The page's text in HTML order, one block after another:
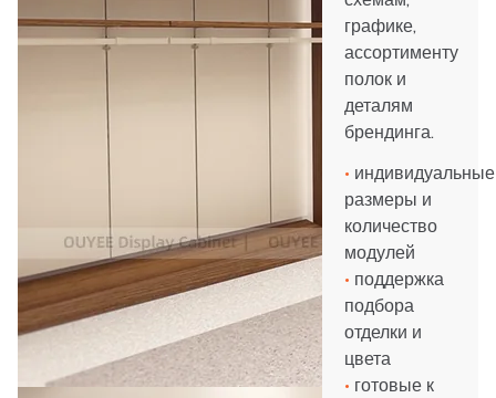
графике,
ассортименту
полок и
деталям
брендинга.
• индивидуальные
размеры и
количество
модулей
• поддержка
подбора
отделки и
цвета
• готовые к